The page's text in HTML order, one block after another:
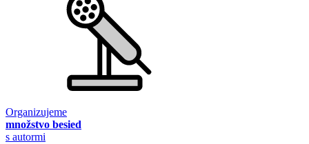
Organizujeme
množstvo besied
s autormi